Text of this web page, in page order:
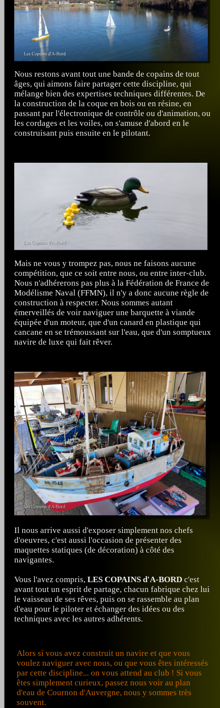
Nous restons avant tout une bande de copains de tout
âges, qui aimons faire partager cette discipline, qui
mélange bien des expertises techniques différentes. De
la construction de la coque en bois ou en résine, en
passant par l'électronique de contrôle ou d'animation, ou
les cordages et les voiles, on s'amuse d'abord en le
construisant puis ensuite en le pilotant.
Mais ne vous y trompez pas, nous ne faisons aucune
compétition, que ce soit entre nous, ou entre inter-club.
Nous n'adhérerons pas plus à la Fédération de France de
Modélisme Naval (FFMN), il n'y a donc aucune règle de
construction à respecter. Nous sommes autant
émerveillés de voir naviguer une barquette à viande
équipée d'un moteur, que d'un canard en plastique qui
cancane en se trémoussant sur l'eau, que d'un somptueux
navire de luxe qui fait rêver.
Il nous arrive aussi d'exposer simplement nos chefs
d'oeuvres, c'est aussi l'occasion de présenter des
maquettes statiques (de décoration) à côté des
navigantes.
Vous l'avez compris, LES COPAINS d'A-BORD c'est
avant tout un esprit de partage, chacun fabrique chez lui
le vaisseau de ses rêves, puis on se rassemble au plan
d'eau pour le piloter et échanger des idées ou des
techniques avec les autres adhérents.
Alors si vous avez construit un navire et que vous
voulez naviguer avec nous, ou que vous êtes intéressés
par cette discipline... on vous attend au club ! Si vous
êtes simplement curieux, passez nous voir au plan
d'eau de Cournon d'Auvergne, nous y sommes très
souvent.